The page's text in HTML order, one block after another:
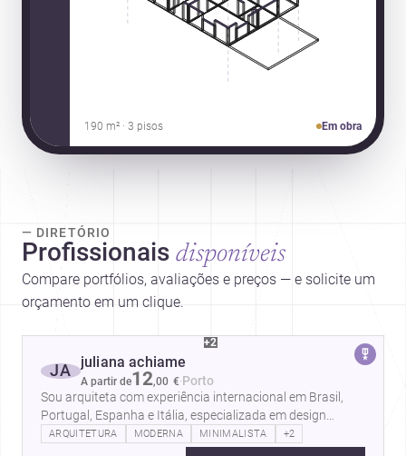
190 m² · 3 pisos Em obra
— DIRETÓRIO
Profissionais disponíveis
Compare portfólios, avaliações e preços — e solicite um
orçamento em um clique.
+2
JA juliana achiame
A partir de12,00 €·Porto
Sou arquiteta com experiência internacional em Brasil,
Portugal, Espanha e Itália, especializada em design
arquitetônico, modelagem 3D e…
ARQUITETURA MODERNA MINIMALISTA +2